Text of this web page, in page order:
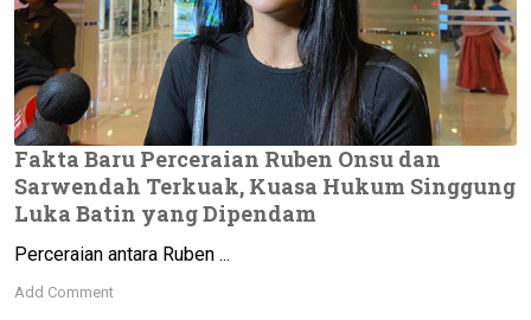
Fakta Baru Perceraian Ruben Onsu dan
Sarwendah Terkuak, Kuasa Hukum Singgung
Luka Batin yang Dipendam
Perceraian antara Ruben ...
Add Comment